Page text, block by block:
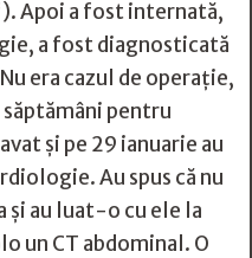
Apoi a fost internată,
a fost diagnosticată
era cazul de operație,
pentru
și pe 29 ianuarie au
Au spus că nu
și au luat-o cu ele la
un CT abdominal. O